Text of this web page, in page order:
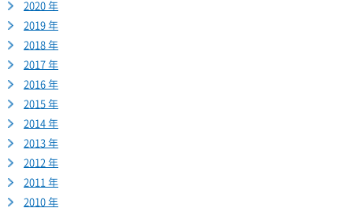
2020 年
2019 年
2018 年
2017 年
2016 年
2015 年
2014 年
2013 年
2012 年
2011 年
2010 年